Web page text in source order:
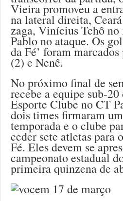
Vieira promoveu a
na lateral direita,
zaga, Vinícius Tchô no
Pablo no ataque. Os
da Fé’ foram marcados
(2) e Nenê.
No próximo final de
recebe a equipe sub-
Esporte Clube no CT
dois times firmaram
temporada e o clube
ceder sete atletas para
Fé. Eles devem se
campeonato estadual
primeira quinzena de